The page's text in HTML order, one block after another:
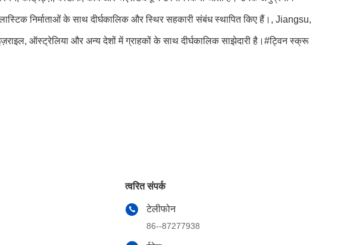
प्लास्टिक निर्माताओं के साथ दीर्घकालिक और स्थिर सहकारी संबंध स्थापित किए हैं।, Jiangsu,
ऑस्ट्रेलिया और अन्य देशों में ग्राहकों के साथ दीर्घकालिक साझेदारी है।#ट्विन स्क्रू
त्वरित संपर्क
टेलीफोन
86--87277938